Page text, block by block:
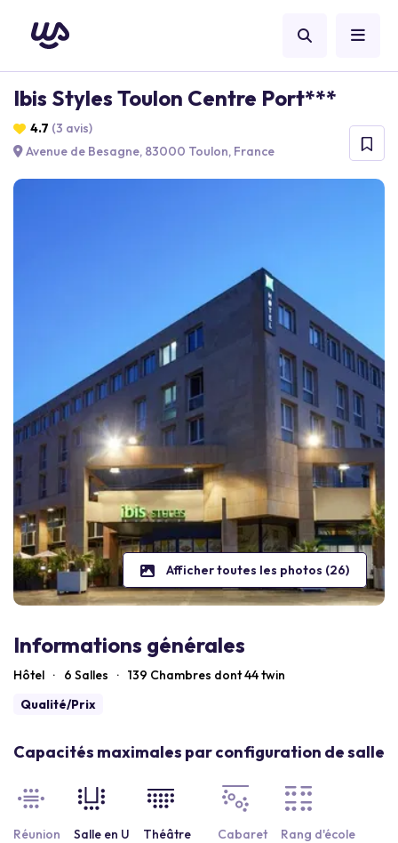
Ibis Styles Toulon Centre Port***
4.7 (3 avis)
Avenue de Besagne, 83000 Toulon, France
Afficher toutes les photos (26)
Informations générales
Hôtel · 6 Salles · 139 Chambres dont 44 twin
Qualité/Prix
Capacités maximales par configuration de salle
Réunion Salle en U Théâtre Cabaret Rang d'école